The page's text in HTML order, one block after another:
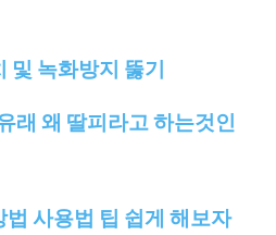
및 녹화방지 뚫기
래 왜 딸피라고 하는것인
사용법 팁 쉽게 해보자